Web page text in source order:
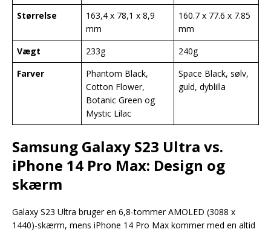
Størrelse
163,4 x 78,1 x 8,9
mm
160.7 x 77.6 x 7.85
mm
Vægt
233g
240g
Farver
Phantom Black,
Cotton Flower,
Botanic Green og
Mystic Lilac
Space Black, sølv,
guld, dyblilla
Samsung Galaxy S23 Ultra vs.
iPhone 14 Pro Max: Design og
skærm
Galaxy S23 Ultra bruger en 6,8-tommer AMOLED (3088 x
1440)-skærm, mens iPhone 14 Pro Max kommer med en altid